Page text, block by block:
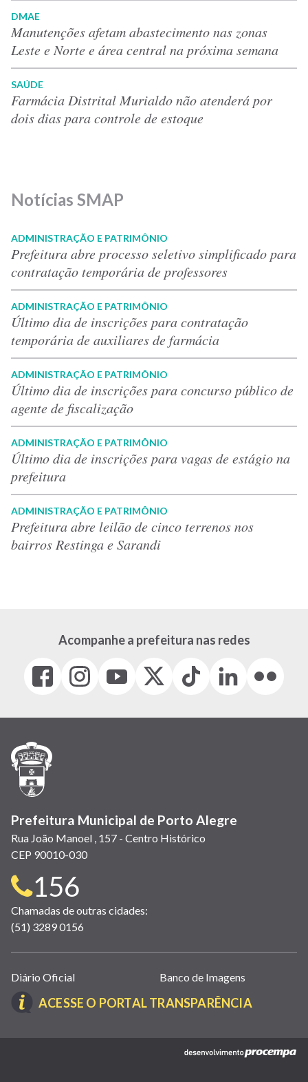
DMAE
Manutenções afetam abastecimento nas zonas
Leste e Norte e área central na próxima semana
SAÚDE
Farmácia Distrital Murialdo não atenderá por
dois dias para controle de estoque
Notícias SMAP
ADMINISTRAÇÃO E PATRIMÔNIO
Prefeitura abre processo seletivo simplificado para
contratação temporária de professores
ADMINISTRAÇÃO E PATRIMÔNIO
Último dia de inscrições para contratação
temporária de auxiliares de farmácia
ADMINISTRAÇÃO E PATRIMÔNIO
Último dia de inscrições para concurso público de
agente de fiscalização
ADMINISTRAÇÃO E PATRIMÔNIO
Último dia de inscrições para vagas de estágio na
prefeitura
ADMINISTRAÇÃO E PATRIMÔNIO
Prefeitura abre leilão de cinco terrenos nos
bairros Restinga e Sarandi
Acompanhe a prefeitura nas redes
Facebook
(link
em
janela)
Instagram
(link
em
(link
em
(Antigo
(link
Tiktok
(link
em
LinkedIn
(link
em
(link
em
Prefeitura Municipal de Porto Alegre
Rua João Manoel , 157 - Centro Histórico
CEP 90010-030
Telefone
para
contato:
156
Chamadas de outras cidades:
(51) 3289 0156
Links
úteis
(abrem
nova
Diário Oficial Banco de Imagens
ACESSE O PORTAL TRANSPARÊNCIA(LINK
EM
NOVA